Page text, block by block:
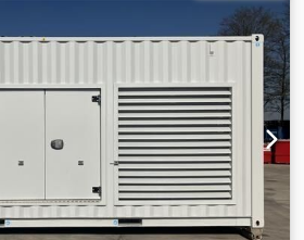
ト 荷重重心：500 フォーク幅：125
マストタイプ: 標準 技術状態: 非常に
イプ: エア フロントタイヤの状態： 60 -
空気 リアタイヤの状態： 60 - 80 説明:
テナンスとUVV検査更新済み。 保証期
、フォークポジショナー、 Cjdpfel
、第4バルブ、後部作業灯、前部作